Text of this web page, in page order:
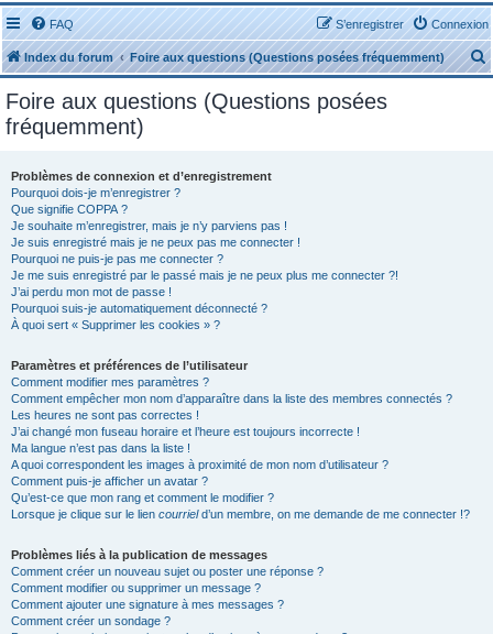
FAQ Connexion
S’enregistrer
Index du forum Foire aux questions (Questions posées fréquemment)
e
Foire aux questions (Questions posées
fréquemment)
Problèmes de connexion et d’enregistrement
Pourquoi dois-je m’enregistrer ?
Que signifie COPPA ?
Je souhaite m’enregistrer, mais je n’y parviens pas !
Je suis enregistré mais je ne peux pas me connecter !
Pourquoi ne puis-je pas me connecter ?
Je me suis enregistré par le passé mais je ne peux plus me connecter ?!
J’ai perdu mon mot de passe !
Pourquoi suis-je automatiquement déconnecté ?
À quoi sert « Supprimer les cookies » ?
Paramètres et préférences de l’utilisateur
Comment modifier mes paramètres ?
Comment empêcher mon nom d’apparaître dans la liste des membres connectés ?
Les heures ne sont pas correctes !
J’ai changé mon fuseau horaire et l’heure est toujours incorrecte !
Ma langue n’est pas dans la liste !
A quoi correspondent les images à proximité de mon nom d’utilisateur ?
Comment puis-je afficher un avatar ?
Qu’est-ce que mon rang et comment le modifier ?
Lorsque je clique sur le lien courrield’un membre, on me demande de me connecter !?
Problèmes liés à la publication de messages
Comment créer un nouveau sujet ou poster une réponse ?
Comment modifier ou supprimer un message ?
Comment ajouter une signature à mes messages ?
Comment créer un sondage ?